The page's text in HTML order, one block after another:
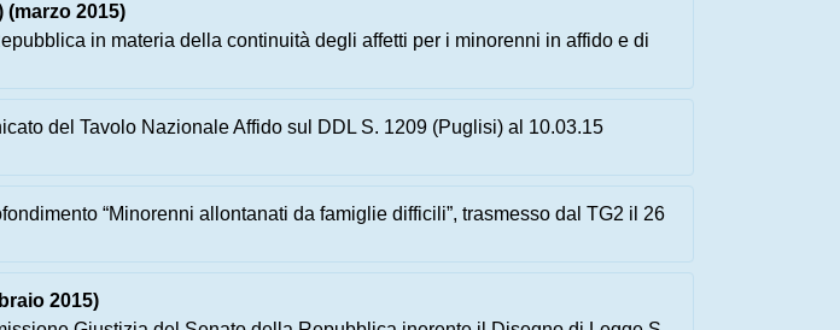
(marzo 2015)
in materia della continuità degli affetti per i minorenni in affido e di
del Tavolo Nazionale Affido sul DDL S. 1209 (Puglisi) al 10.03.15
“Minorenni allontanati da famiglie difficili”, trasmesso dal TG2 il 26
2015)